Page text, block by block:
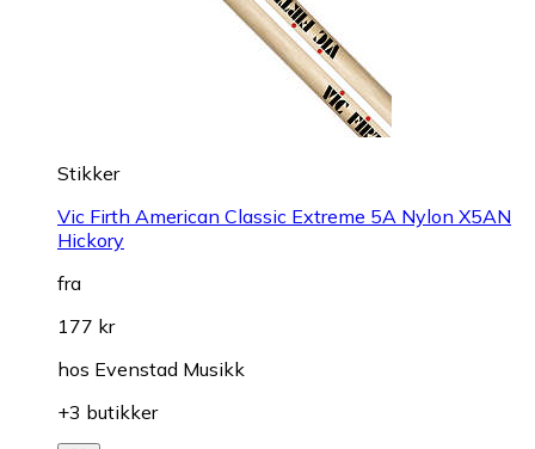
Stikker
Vic Firth American Classic Extreme 5A Nylon X5AN
Hickory
fra
177 kr
hos Evenstad Musikk
+3 butikker